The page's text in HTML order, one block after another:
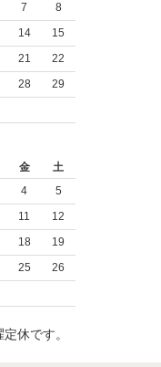
7
8
14
15
21
22
28
29
金
土
4
5
11
12
18
19
25
26
休です。